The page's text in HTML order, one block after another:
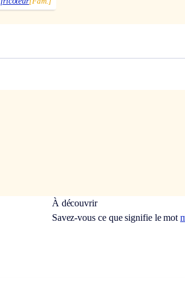
À découvrir
Savez-vous ce que signifie le mot